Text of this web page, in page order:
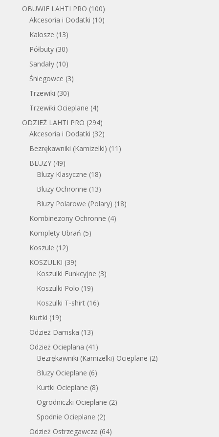
OBUWIE LAHTI PRO (100)
Akcesoria i Dodatki (10)
Kalosze (13)
Półbuty (30)
Sandały (10)
Śniegowce (3)
Trzewiki (30)
Trzewiki Ocieplane (4)
ODZIEŻ LAHTI PRO (294)
Akcesoria i Dodatki (32)
Bezrękawniki (Kamizelki) (11)
BLUZY (49)
Bluzy Klasyczne (18)
Bluzy Ochronne (13)
Bluzy Polarowe (Polary) (18)
Kombinezony Ochronne (4)
Komplety Ubrań (5)
Koszule (12)
KOSZULKI (39)
Koszulki Funkcyjne (3)
Koszulki Polo (19)
Koszulki T-shirt (16)
Kurtki (19)
Odzież Damska (13)
Odzież Ocieplana (41)
Bezrękawniki (Kamizelki) Ocieplane (2)
Bluzy Ocieplane (6)
Kurtki Ocieplane (8)
Ogrodniczki Ocieplane (2)
Spodnie Ocieplane (2)
Odzież Ostrzegawcza (64)